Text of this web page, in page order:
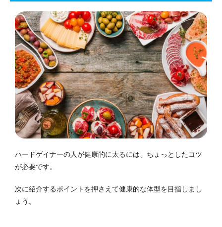
ハードゲイナーの人が健康的に太るには、ちょっとしたコツ
が必要です。
次に紹介するポイントを押さえて健康的な体型を目指しまし
ょう。